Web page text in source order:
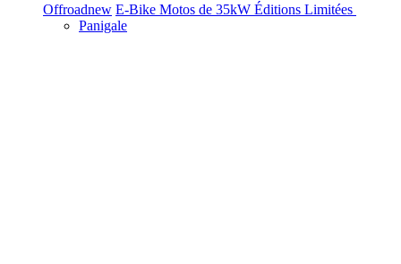
Offroadnew E-Bike Motos de 35kW Éditions Limitées
Panigale